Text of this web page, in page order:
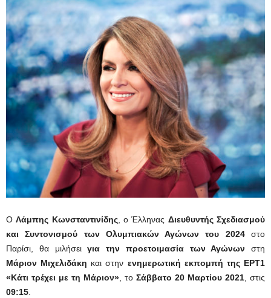
ΟΛάμπης Κωνσταντινίδης, ο Έλληνας Διευθυντής Σχεδιασμού
και Συντονισμού των Ολυμπιακών Αγώνων του 2024 στο
Παρίσι, θα μιλήσειγια την προετοιμασία των Αγώνων στη
Μάριον Μιχελιδάκη και στην ενημερωτική εκπομπή της ΕΡΤ1
«Κάτι τρέχει με τη Μάριον» , το Σάββατο 20 Μαρτίου 2021 , στις
09:15